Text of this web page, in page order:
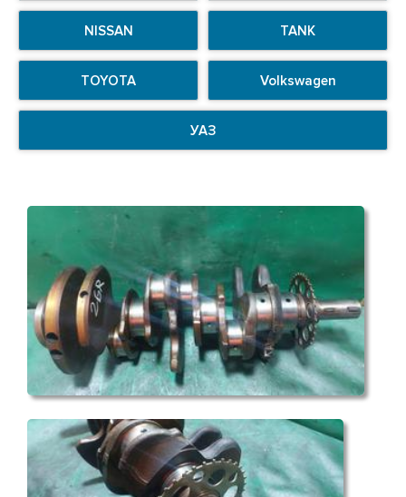
NISSAN TANK
TOYOTA Volkswagen
УАЗ